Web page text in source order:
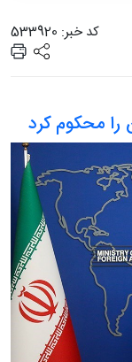
کد خبر: 533920
را محکوم کرد